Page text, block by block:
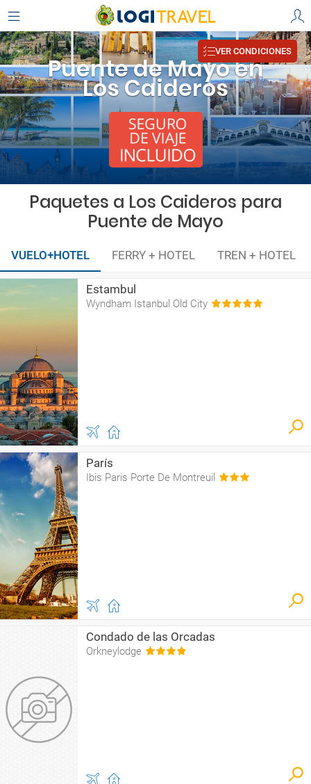
Puente de Mayo en
Los Caideros
VER CONDICIONES
Paquetes a Los Caideros para
Puente de Mayo
VUELO+HOTEL FERRY + HOTEL TREN + HOTEL
Estambul
Wyndham Istanbul Old City
París
Ibis Paris Porte De Montreuil
Condado de las Orcadas
Orkneylodge